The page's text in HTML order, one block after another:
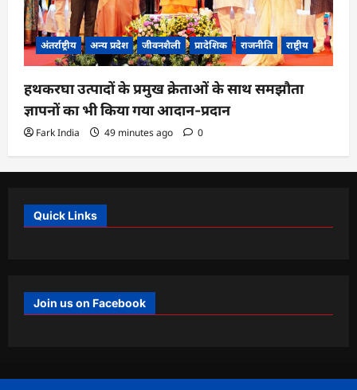
अंतर्राष्ट्रीय अन्य प्रदेश जीवनशैली प्रादेशिक राजनीति राष्ट्रीय
हथकरघा उत्पादों के प्रमुख क्रेताओं के साथ समझौता
ज्ञापनों का भी किया गया आदान-प्रदान
Fark India 49 minutes ago 0
Quick Links
Join us on Facebook